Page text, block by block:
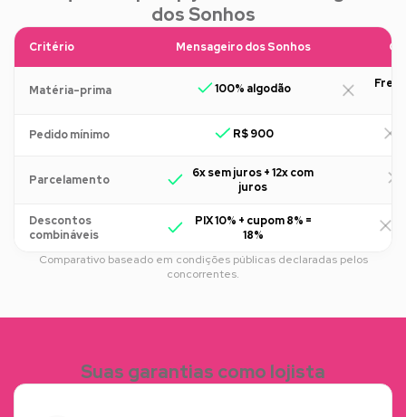
dos Sonhos
Critério Mensageiro dos Sonhos
Matéria-prima 100% algodão
Pedido mínimo R$ 900
Parcelamento
6x sem juros + 12x com
juros
Descontos
combináveis
PIX 10% + cupom 8% =
18%
Comparativo baseado em condições públicas declaradas pelos
concorrentes.
Suas garantias como lojista